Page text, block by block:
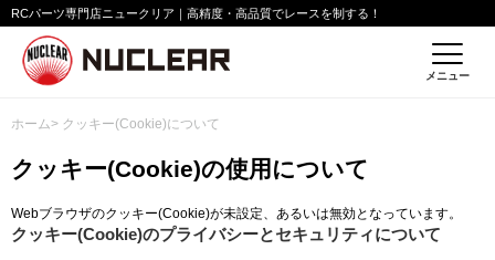
RCパーツ専門店ニュークリア｜高精度・高品質でレースを制する！
メニュー
ホーム> クッキー(Cookie)について
クッキー(Cookie)の使用について
Webブラウザのクッキー(Cookie)が未設定、あるいは無効となっています。
クッキー(Cookie)のプライバシーとセキュリティについて